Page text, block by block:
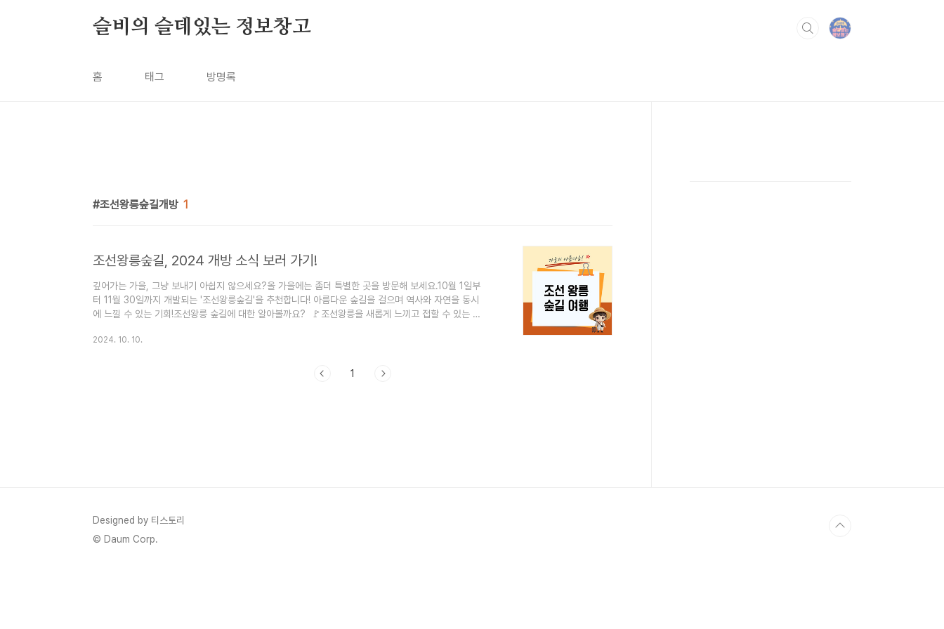
슬비의 슬데있는 정보창고
홈 태그 방명록
조선왕릉숲길개방 1
조선왕릉숲길, 2024 개방 소식 보러 가기!
깊어가는 가을, 그냥 보내기 아쉽지 않으세요?올 가을에는 좀더 특별한 곳을 방문해 보세요.10월 1일부
터 11월 30일까지 개발되는 '조선왕릉숲길'을 추천합니다! 아름다운 숲길을 걸으며 역사와 자연을 동시
에 느낄 수 있는 기회!조선왕릉 숲길에 대한 알아볼까요? 🚩조선왕릉을 새롭게 느끼고 접할 수 있는 행
과 왕비, 황제와 황후의 무덤으로,500년 이상 훼손 없이 보존된 역사적인 장소입니다. 이곳은 유네스코
숲길을 일반에 공개하고 있는데, 그 중 가을이 가장 특별한 것 같아요.단풍이 물드는 숲길을 걸으..
2024. 10. 10.
1
Designed by 티스토리
© Daum Corp.